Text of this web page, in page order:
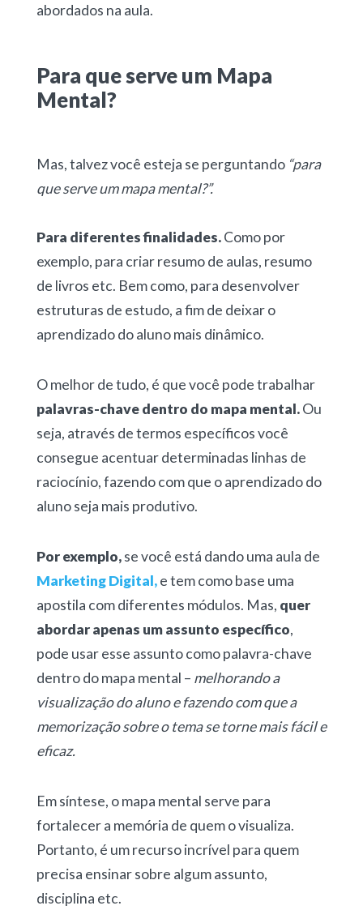
abordados na aula.
Para que serve um Mapa
Mental?
Mas, talvez você esteja se perguntando “para
que serve um mapa mental?”.
Para diferentes finalidades.Como por
exemplo, para criar resumo de aulas, resumo
de livros etc. Bem como, para desenvolver
estruturas de estudo, a fim de deixar o
aprendizado do aluno mais dinâmico.
O melhor de tudo, é que você pode trabalhar
palavras-chave dentro do mapa mental.Ou
seja, através de termos específicos você
consegue acentuar determinadas linhas de
raciocínio, fazendo com que o aprendizado do
aluno seja mais produtivo.
Por exemplo,se você está dando uma aula de
Marketing Digital, e tem como base uma
apostila com diferentes módulos. Mas, quer
abordar apenas um assunto específico,
pode usar esse assunto como palavra-chave
dentro do mapa mental – melhorando a
visualização do aluno e fazendo com que a
memorização sobre o tema se torne mais fácil e
eficaz.
Em síntese, o mapa mental serve para
fortalecer a memória de quem o visualiza.
Portanto, é um recurso incrível para quem
precisa ensinar sobre algum assunto,
disciplina etc.